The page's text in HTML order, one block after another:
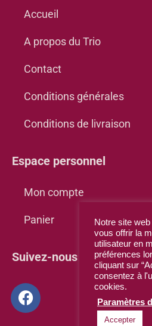
Accueil
A propos du Trio
Contact
Conditions générales
Conditions de livraison
Espace personnel
Mon compte
Panier
Suivez-nous sur Facebook
Notre site
vous offrir la
utilisateur en
préférences
cliquant sur
consentez à
cookies.
Paramètres
Accepter